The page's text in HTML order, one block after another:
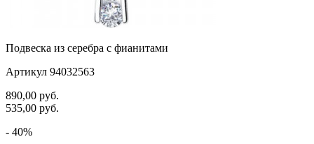
стрекозы и мотыльки
хвост кита
человечки
череп и кости
Подвеска из серебра с фианитами
Артикул 94032563
890,00 руб.
535,00 руб.
- 40%